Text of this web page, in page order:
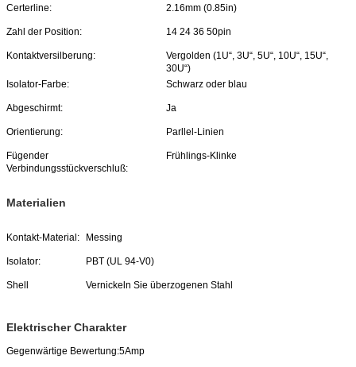
Certerline: 2.16mm (0.85in)
Zahl der Position: 14 24 36 50pin
Kontaktversilberung:
Vergolden (1U“, 3U“, 5U“, 10U“, 15U“,
30U“)
Isolator-Farbe:
Schwarz oder blau
Abgeschirmt: Ja
Orientierung: Parllel-Linien
Fügender
Verbindungsstückverschluß:
Frühlings-Klinke
Materialien
Kontakt-Material: Messing
Isolator: PBT (UL 94-V0)
Shell Vernickeln Sie überzogenen Stahl
Elektrischer Charakter
Gegenwärtige Bewertung:5Amp